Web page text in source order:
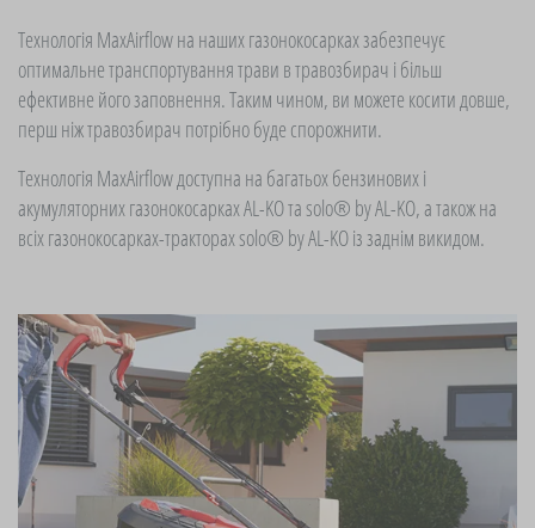
Технологія MaxAirflow на наших газонокосарках забезпечує
оптимальне транспортування трави в травозбирач і більш
ефективне його заповнення. Таким чином, ви можете косити довше,
перш ніж травозбирач потрібно буде спорожнити.
Технологія MaxAirflow доступна на багатьох бензинових і
акумуляторних газонокосарках AL-KO та solo® by AL-KO, а також на
всіх газонокосарках-тракторах solo® by AL-KO із заднім викидом.